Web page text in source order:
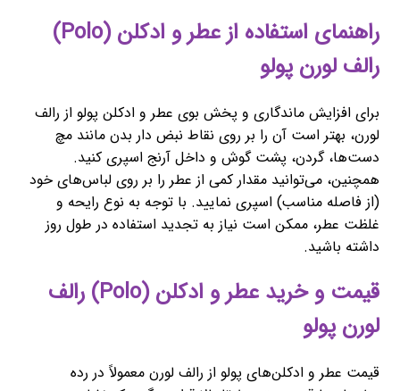
راهنمای استفاده از عطر و ادکلن (Polo)
رالف لورن پولو
برای افزایش ماندگاری و پخش بوی عطر و ادکلن پولو از رالف
لورن، بهتر است آن را بر روی نقاط نبض دار بدن مانند مچ
دست‌ها، گردن، پشت گوش و داخل آرنج اسپری کنید.
همچنین، می‌توانید مقدار کمی از عطر را بر روی لباس‌های خود
(از فاصله مناسب) اسپری نمایید. با توجه به نوع رایحه و
غلظت عطر، ممکن است نیاز به تجدید استفاده در طول روز
داشته باشید.
قیمت و خرید عطر و ادکلن (Polo) رالف
لورن پولو
قیمت عطر و ادکلن‌های پولو از رالف لورن معمولاً در رده